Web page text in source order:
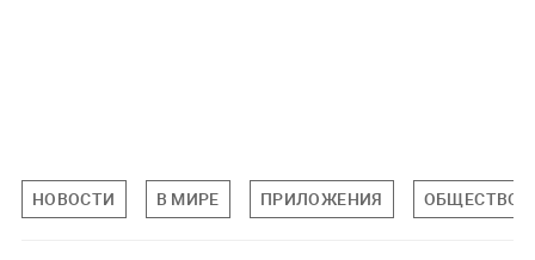
НОВОСТИ В МИРЕ ПРИЛОЖЕНИЯ ОБЩЕСТВО